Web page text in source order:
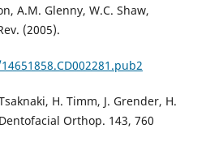
A.M. Glenny, W.C. Shaw,
(2005).
H. Timm, J. Grender, H.
Orthop. 143, 760